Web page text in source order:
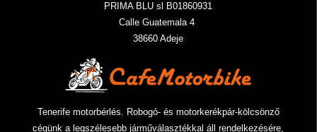
PRIMA BLU sl B01860931
Calle Guatemala 4
38660 Adeje
Tenerife motorbérlés. Robogó- és motorkerékpár-kölcsönző
cégünk a legszélesebb járműválasztékkal áll rendelkezésére,